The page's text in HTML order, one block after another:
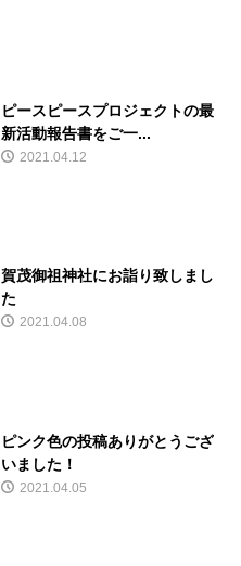
ピースピースプロジェクトの最
新活動報告書をご一...
2021.04.12
賀茂御祖神社にお詣り致しまし
た
2021.04.08
ピンク色の投稿ありがとうござ
いました！
2021.04.05